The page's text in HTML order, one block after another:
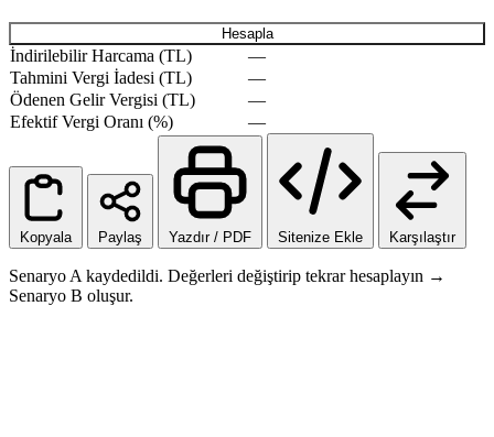
Hesapla
İndirilebilir Harcama (TL)
—
Tahmini Vergi İadesi (TL)
—
Ödenen Gelir Vergisi (TL)
—
Efektif Vergi Oranı (%)
—
Kopyala Paylaş Yazdır / PDF Sitenize Ekle Karşılaştır
Senaryo A kaydedildi. Değerleri değiştirip tekrar hesaplayın →
Senaryo B oluşur.